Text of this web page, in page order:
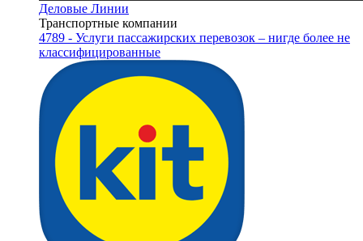
Деловые Линии
Транспортные компании
4789 - Услуги пассажирских перевозок – нигде более не
классифицированные